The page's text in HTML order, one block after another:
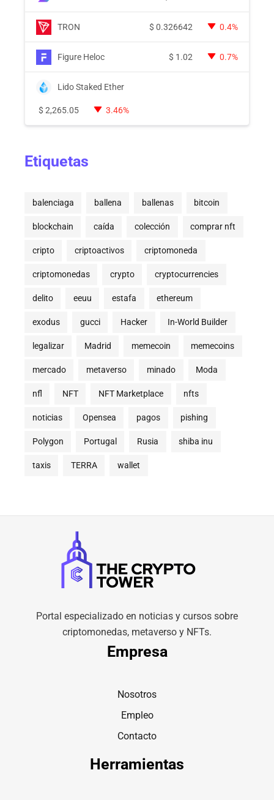
TRON $ 0.326642 0.4%
Figure Heloc $ 1.02 0.7%
Lido Staked Ether
$ 2,265.05 3.46%
Etiquetas
balenciaga ballena ballenas bitcoin
blockchain caída colección comprar nft
cripto criptoactivos criptomoneda
criptomonedas crypto cryptocurrencies
delito eeuu estafa ethereum
exodus gucci Hacker In-World Builder
legalizar Madrid memecoin memecoins
mercado metaverso minado Moda
nfl NFT NFT Marketplace nfts
noticias Opensea pagos pishing
Polygon Portugal Rusia shiba inu
taxis TERRA wallet
Portal especializado en noticias y cursos sobre
criptomonedas, metaverso y NFTs.
Empresa
Nosotros
Empleo
Contacto
Herramientas